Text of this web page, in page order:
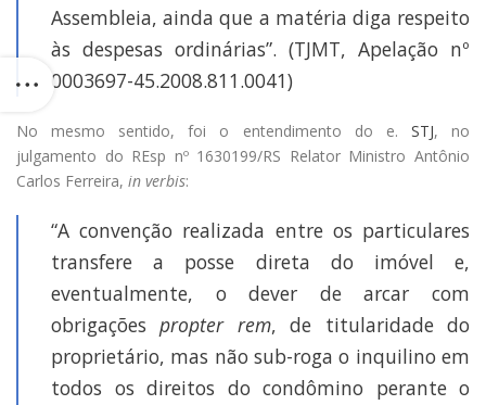
Assembleia, ainda que a matéria diga respeito
às despesas ordinárias”. (TJMT, Apelação nº
0003697-45.2008.811.0041)
No mesmo sentido, foi o entendimento do e. STJ, no
julgamento do REsp nº 1630199/RS Relator Ministro Antônio
Carlos Ferreira, in verbis:
“A convenção realizada entre os particulares
transfere a posse direta do imóvel e,
eventualmente, o dever de arcar com
obrigaçõespropter rem, de titularidade do
proprietário, mas não sub-roga o inquilino em
todos os direitos do condômino perante o